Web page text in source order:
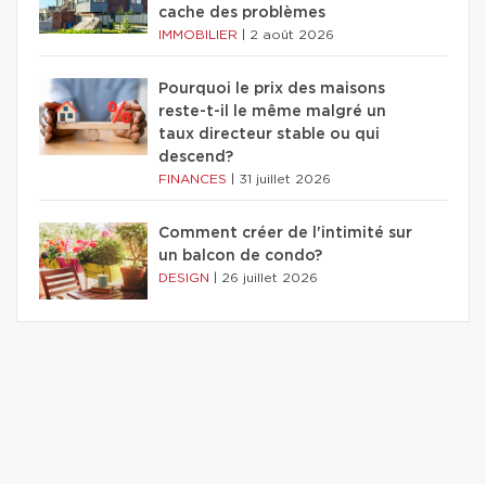
cache des problèmes
IMMOBILIER 2 août 2026
Pourquoi le prix des maisons
reste-t-il le même malgré un
taux directeur stable ou qui
descend?
FINANCES 31 juillet 2026
Comment créer de l'intimité sur
un balcon de condo?
DESIGN 26 juillet 2026